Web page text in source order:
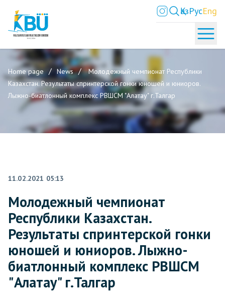
ҚазРусEng
Home page News
Молодежный чемпионат Республики
Казахстан. Результаты спринтерской гонки юношей и юниоров.
Лыжно-биатлонный комплекс РВШСМ "Алатау" г.Талгар
11.02.2021 05:13
Молодежный чемпионат
Республики Казахстан.
Результаты спринтерской гонки
юношей и юниоров. Лыжно-
биатлонный комплекс РВШСМ
"Алатау" г.Талгар